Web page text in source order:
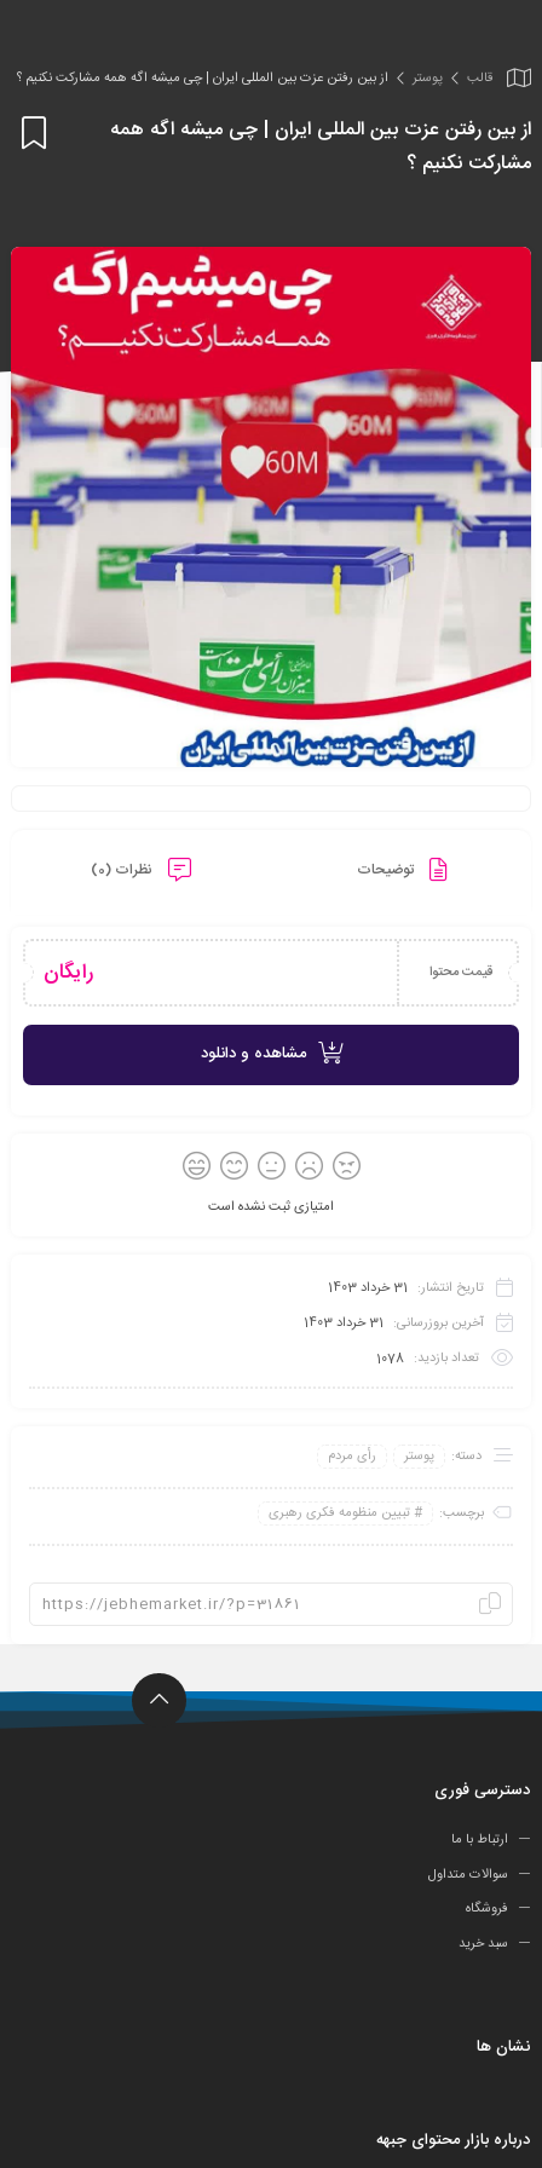
قالب پوستر از بین رفتن عزت بین المللی ایران | چی میشه اگه همه مشارکت نکنیم ؟
از بین رفتن عزت بین المللی ایران | چی میشه اگه همه
مشارکت نکنیم ؟
توضیحات نظرات (0)
قیمت محتوا رایگان
مشاهده و دانلود
امتیازی ثبت نشده است
تاریخ انتشار: 31 خرداد 1403
آخرین بروزرسانی: 31 خرداد 1403
تعداد بازدید: 1078
دسته: پوستر رأی مردم
برچسب: تبیین منظومه فکری رهبری
دسترسی فوری
ارتباط با ما
سوالات متداول
فروشگاه
سبد خرید
نشان ها
درباره بازار محتوای جبهه